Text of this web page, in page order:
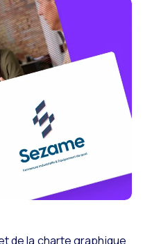
de la charte graphique